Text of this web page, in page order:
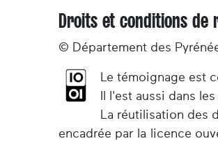
Droits et conditions de
© Département des
Le témoignage est
Il l'est aussi dans
La réutilisation des
encadrée par la licence